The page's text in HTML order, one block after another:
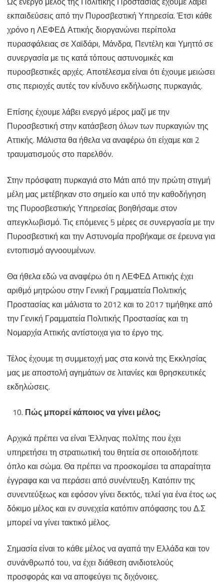
εκπαιδεύσεις από την Πυροσβεστική Υπηρεσία. Έτσι κάθε
χρόνο η ΛΕΦΕΔ Αττικής διοργανώνει περίπολα
πυρασφάλειας σε Χαϊδάρι, Μάνδρα, Πεντέλη και Υμηττό σε
συνεργασία με τις κατά τόπους αστυνομικές και
πυροσβεστικές αρχές. Αποτέλεσμα είναι ότι έχουμε μειώσει
στις περιοχές αυτές τον κίνδυνο εκδήλωσης πυρκαγιάς.
Επίσης έχουμε λάβει ενεργό μέρος μαζί με την
Πυροσβεστική στην κατάσβεση όλων των πυρκαγιών της
Αττικής. Μάλιστα θα ήθελα να αναφέρω ότι είχαμε και 2
τραυματισμούς στο παρελθόν.
Στην πρόσφατη πυρκαγιά στο Μάτι από την πρώτη στιγμή
μέλη μας μετέβηκαν στο σημείο και υπό την καθοδήγηση
της Πυροσβεστικής Υπηρεσίας βοηθήσαμε στον
απεγκλωβισμό. Τις επόμενες 5 μέρες σε συνεργασία με την
Πυροσβεστική και την Αστυνομία προβήκαμε σε έρευνα για
εντοπισμό αγνοουμένων.
Θα ήθελα εδώ να αναφέρω ότι η ΛΕΦΕΔ Αττικής έχει
αριθμό μητρώου στην Γενική Γραμματεία Πολιτικής
Προστασίας και μάλιστα το 2012 και το 2017 τιμήθηκε από
την Γενική Γραμματεία Πολιτικής Προστασίας και τη
Νομαρχία Αττικής αντίστοιχα για το έργο της.
Τέλος έχουμε τη συμμετοχή μας στα κοινά της Εκκλησίας
μας με αποστολή αγημάτων σε λιτανίες και θρησκευτικές
εκδηλώσεις.
Πώς μπορεί κάποιος να γίνει μέλος;
Αρχικά πρέπει να είναι Έλληνας πολίτης που έχει
υπηρετήσει τη στρατιωτική του θητεία σε οποιοδήποτε
όπλο και σώμα. Θα πρέπει να προσκομίσει τα απαραίτητα
έγγραφα και να περάσει από συνέντευξη. Κατόπιν της
συνεντεύξεως και εφόσον γίνει δεκτός, τελεί για ένα έτος ως
δόκιμο μέλος και εν συνεχεία κατόπιν απόφασης του Δ.Σ
μπορεί να γίνει τακτικό μέλος.
Σημασία είναι το κάθε μέλος να αγαπά την Ελλάδα και τον
συνάνθρωπό του, να έχει διάθεση ανιδιοτελούς
προσφοράς και να αποφεύγει τις διχόνοιες.